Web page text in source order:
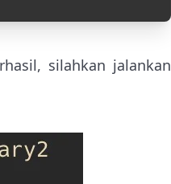
silahkan jalankan